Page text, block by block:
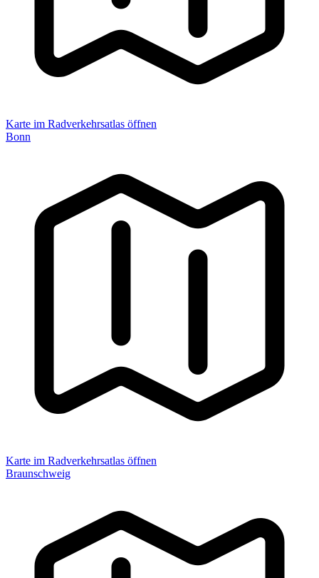
Karte im Radverkehrsatlas öffnen
Bonn
Karte im Radverkehrsatlas öffnen
Braunschweig